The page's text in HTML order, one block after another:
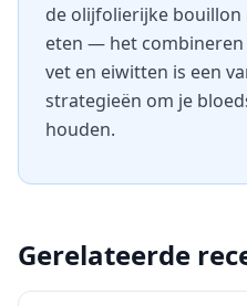
de olijfolierijke bouillon
eten — het
vet en eiwitten is een
strategieën om je
houden.
Gerelateerde